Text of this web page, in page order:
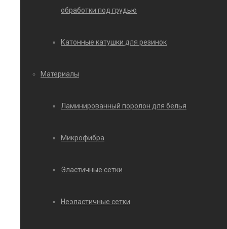
обработки под грудью
Катонные катушки для резинок
Материалы
Ламинированный поролон для белья
Микрофибра
Эластичные сетки
Неэластичные сетки